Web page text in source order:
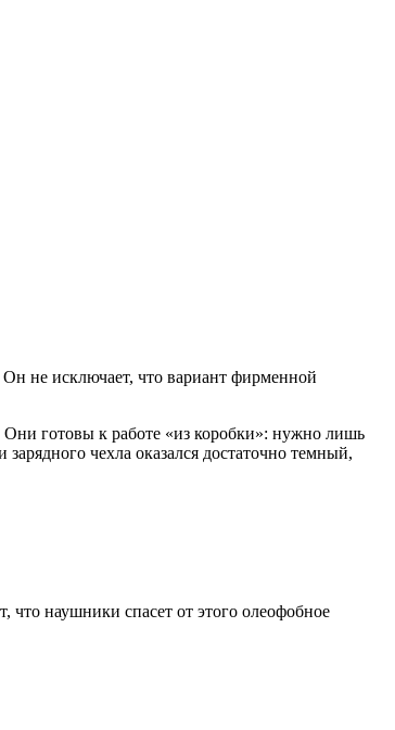
не исключает, что вариант фирменной
готовы к работе «из коробки»: нужно лишь
чехла оказался достаточно темный,
что наушники спасет от этого олеофобное